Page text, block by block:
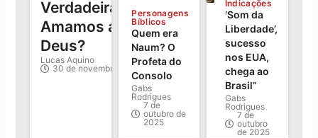
Verdadeiramente
Amamos a
Deus?
Lucas Aquino
30 de novembro de 2025
Personagens
Bíblicos
Quem era
Naum? O
Profeta do
Consolo
Gabs
Rodrigues
7 de
outubro de
2025
Indicações
‘Som da
Liberdade’,
sucesso
nos EUA,
chega ao
Brasil”
Gabs
Rodrigues
7 de
outubro
de 2025